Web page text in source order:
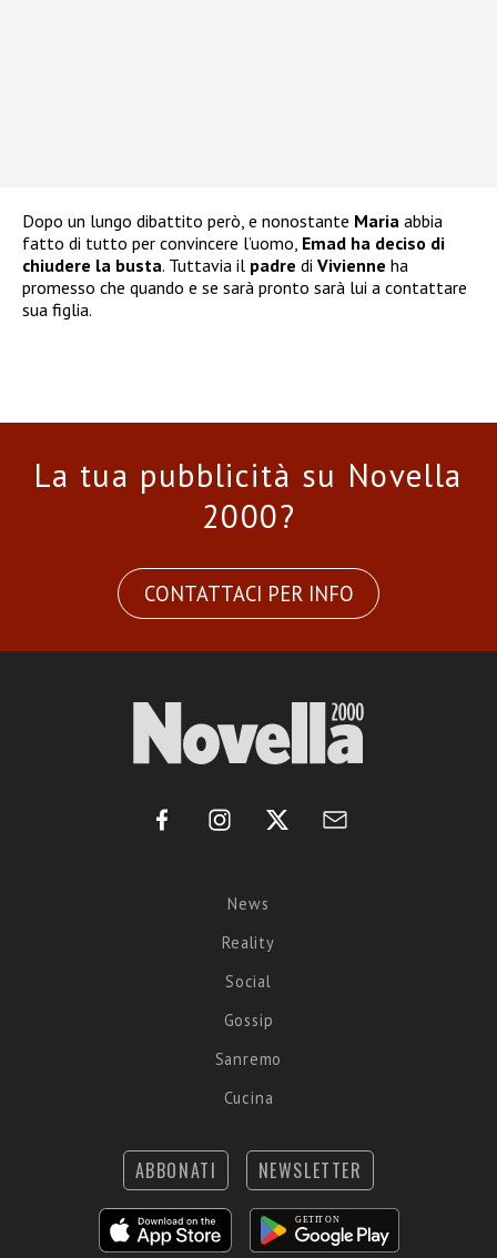
Dopo un lungo dibattito però, e nonostante Maria abbia
fatto di tutto per convincere l’uomo, Emad ha deciso di
chiudere la busta. Tuttavia il padre di Vivienne ha
promesso che quando e se sarà pronto sarà lui a contattare
sua figlia.
La tua pubblicità su Novella
2000?
CONTATTACI PER INFO
News
Reality
Social
Gossip
Sanremo
Cucina
ABBONATI NEWSLETTER